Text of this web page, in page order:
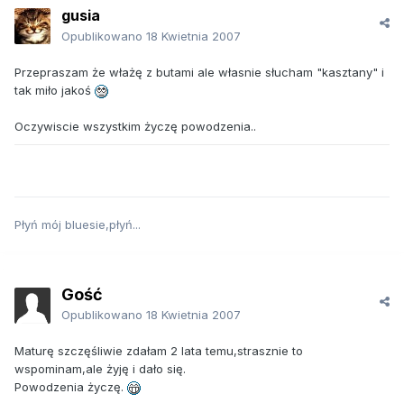
gusia
Opublikowano 18 Kwietnia 2007
Przepraszam że włażę z butami ale własnie słucham "kasztany" i
tak miło jakoś
Oczywiscie wszystkim życzę powodzenia..
Płyń mój bluesie,płyń...
Gość
Opublikowano 18 Kwietnia 2007
Maturę szczęśliwie zdałam 2 lata temu,strasznie to
wspominam,ale żyję i dało się.
Powodzenia życzę.